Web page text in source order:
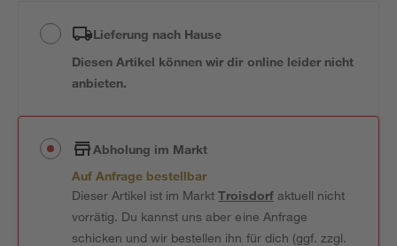
Lieferung nach Hause
Diesen Artikel können wir dir online leider nicht
anbieten.
Abholung im Markt
Auf Anfrage bestellbar
Dieser Artikel ist im MarktTroisdorfaktuell nicht
vorrätig. Du kannst uns aber eine Anfrage
schicken und wir bestellen ihn für dich (ggf. zzgl.